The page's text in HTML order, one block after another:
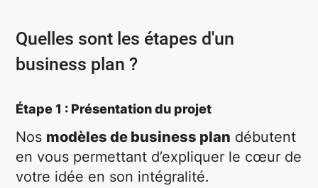
Quelles sont les étapes d'un
business plan ?
Étape 1 : Présentation du projet
Nos modèles de business plan débutent
en vous permettant d’expliquer le cœur de
votre idée en son intégralité.